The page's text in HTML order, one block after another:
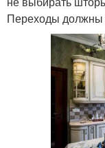
Переходы должны